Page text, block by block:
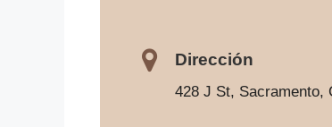
Dirección
428 J St, Sacramento,